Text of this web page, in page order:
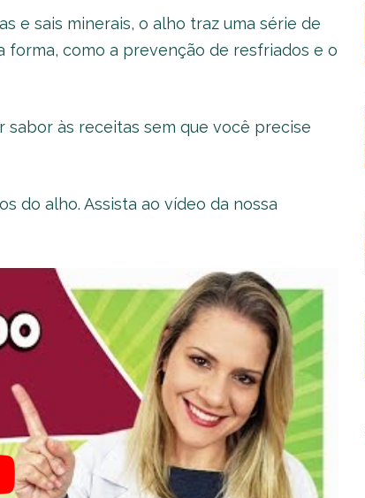
e sais minerais, o alho traz uma série de
como a prevenção de resfriados e o
sabor às receitas sem que você precise
do alho. Assista ao vídeo da nossa